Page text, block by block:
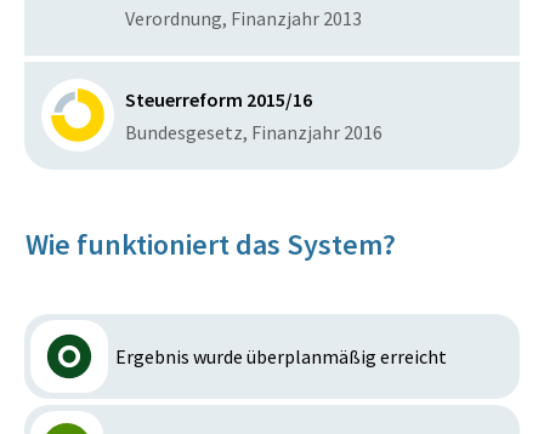
Verordnung, Finanzjahr 2013
Steuerreform 2015/16
Bundesgesetz, Finanzjahr 2016
Wie funktioniert das System?
Ergebnis wurde überplanmäßig erreicht